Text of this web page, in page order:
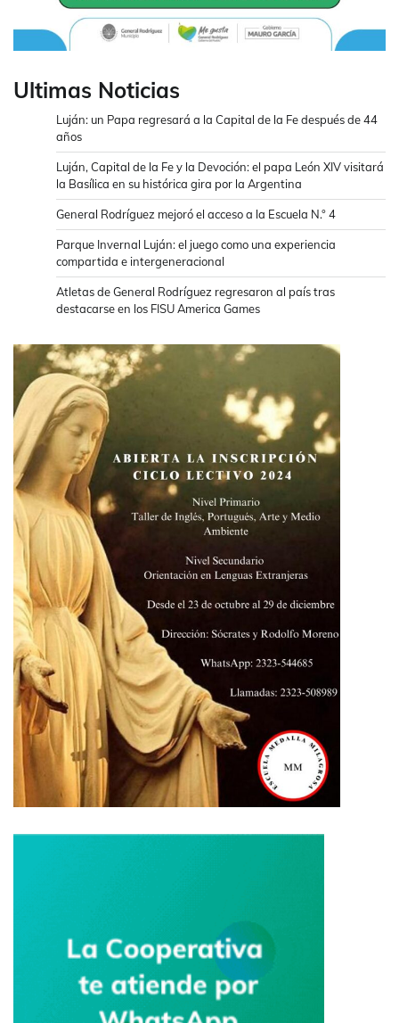
Ultimas Noticias
Luján: un Papa regresará a la Capital de la Fe después de 44
años
Luján, Capital de la Fe y la Devoción: el papa León XIV visitará
la Basílica en su histórica gira por la Argentina
General Rodríguez mejoró el acceso a la Escuela N.° 4
Parque Invernal Luján: el juego como una experiencia
compartida e intergeneracional
Atletas de General Rodríguez regresaron al país tras
destacarse en los FISU America Games